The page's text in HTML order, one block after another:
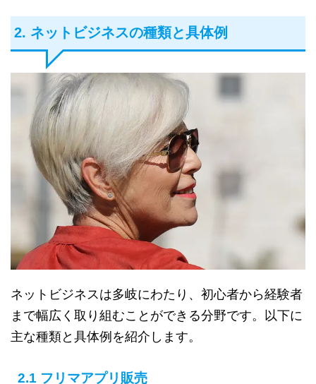
2. ネットビジネスの種類と具体例
ネットビジネスは多岐にわたり、初心者から経験者
まで幅広く取り組むことができる分野です。以下に
主な種類と具体例を紹介します。
2.1 フリマアプリ販売